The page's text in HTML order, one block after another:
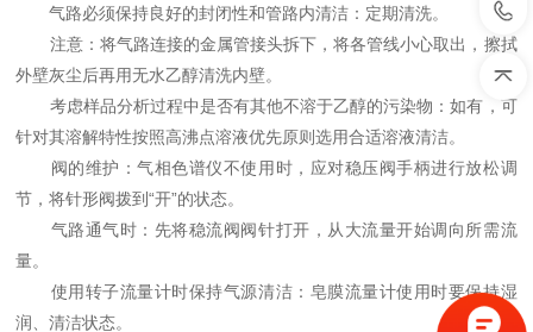
气路必须保持良好的封闭性和管路内清洁：定期清洗。
注意：将气路连接的金属管接头拆下，将各管线小心取出，擦拭
外壁灰尘后再用无水乙醇清洗内壁。
考虑样品分析过程中是否有其他不溶于乙醇的污染物：如有，可
针对其溶解特性按照高沸点溶液优先原则选用合适溶液清洁。
阀的维护：气相色谱仪不使用时，应对稳压阀手柄进行放松调
节，将针形阀拨到“开”的状态。
气路通气时：先将稳流阀阀针打开，从大流量开始调向所需流
量。
使用转子流量计时保持气源清洁：皂膜流量计使用时要保持湿
润、清洁状态。